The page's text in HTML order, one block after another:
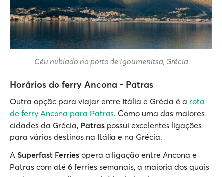
Céu nublado no porto de Igoumenitsa, Grécia
Horários do ferry Ancona - Patras
Outra opção para viajar entre Itália e Grécia é a rota
de ferry Ancona para Patras. Como uma das maiores
cidades da Grécia, Patras possui excelentes ligações
para vários destinos na Itália e na Grécia.
A Superfast Ferries opera a ligação entre Ancona e
Patras com até 6 ferries semanais, a maioria dos quais